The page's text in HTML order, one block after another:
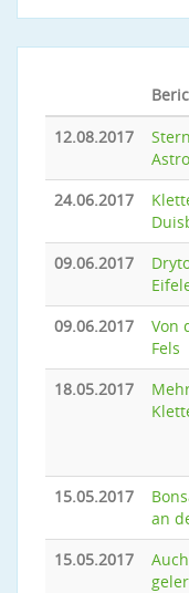
12.08.2017
24.06.2017
09.06.2017
09.06.2017
Von
Fels
18.05.2017
15.05.2017
an
15.05.2017